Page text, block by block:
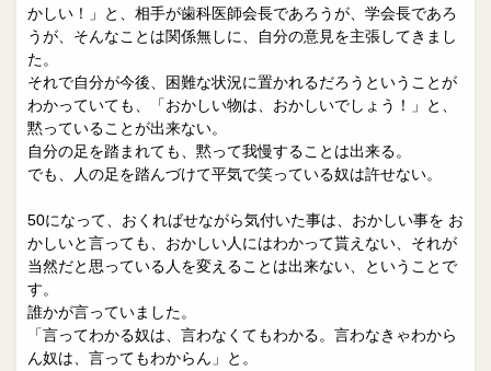
かしい！」と、相手が歯科医師会長であろうが、学会長であろ
うが、そんなことは関係無しに、自分の意見を主張してきまし
た。
それで自分が今後、困難な状況に置かれるだろうということが
わかっていても、「おかしい物は、おかしいでしょう！」と、
黙っていることが出来ない。
自分の足を踏まれても、黙って我慢することは出来る。
でも、人の足を踏んづけて平気で笑っている奴は許せない。
50になって、おくればせながら気付いた事は、おかしい事を お
かしいと言っても、おかしい人にはわかって貰えない、それが
当然だと思っている人を変えることは出来ない、ということで
す。
誰かが言っていました。
「言ってわかる奴は、言わなくてもわかる。言わなきゃわから
ん奴は、言ってもわからん」と。